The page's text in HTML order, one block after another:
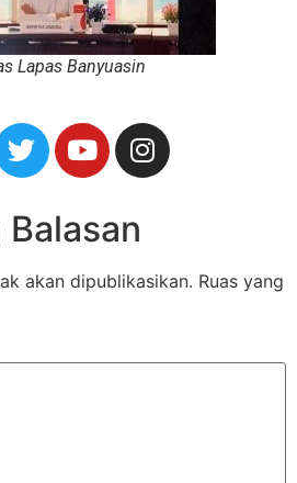
Lapas Banyuasin
akan dipublikasikan. Ruas yang